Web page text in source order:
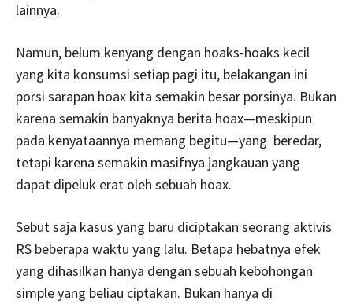
lainnya.
Namun, belum kenyang dengan hoaks-hoaks kecil
yang kita konsumsi setiap pagi itu, belakangan ini
porsi sarapan hoax kita semakin besar porsinya. Bukan
karena semakin banyaknya berita hoax—meskipun
pada kenyataannya memang begitu—yang beredar,
tetapi karena semakin masifnya jangkauan yang
dapat dipeluk erat oleh sebuah hoax.
Sebut saja kasus yang baru diciptakan seorang aktivis
RS beberapa waktu yang lalu. Betapa hebatnya efek
yang dihasilkan hanya dengan sebuah kebohongan
simple yang beliau ciptakan. Bukan hanya di